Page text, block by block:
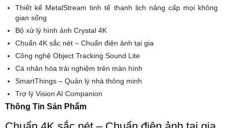
Thiết kế MetalStream tinh tế thanh lịch nâng cấp mọi không
gian sống
Bộ xử lý hình ảnh Crystal 4K
Chuẩn 4K sắc nét – Chuẩn điện ảnh tại gia
Công nghệ Object Tracking Sound Lite
Cá nhân hóa trải nghiệm trên màn hình
SmartThings – Quản lý nhà thông minh
Trợ lý Vision AI Companion
Thông Tin Sản Phẩm